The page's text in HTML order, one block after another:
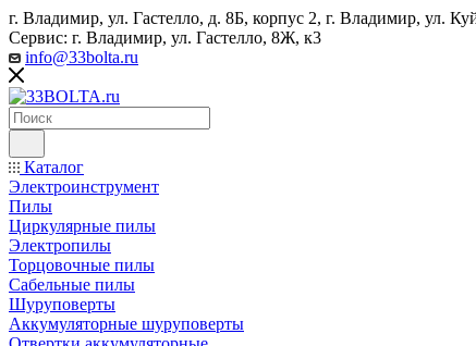
г. Владимир, ул. Гастелло, д. 8Б, корпус 2, г. Владимир, ул.
Сервис: г. Владимир, ул. Гастелло, 8Ж, к3
info@33bolta.ru
Каталог
Электроинструмент
Пилы
Циркулярные пилы
Электропилы
Торцовочные пилы
Сабельные пилы
Шуруповерты
Аккумуляторные шуруповерты